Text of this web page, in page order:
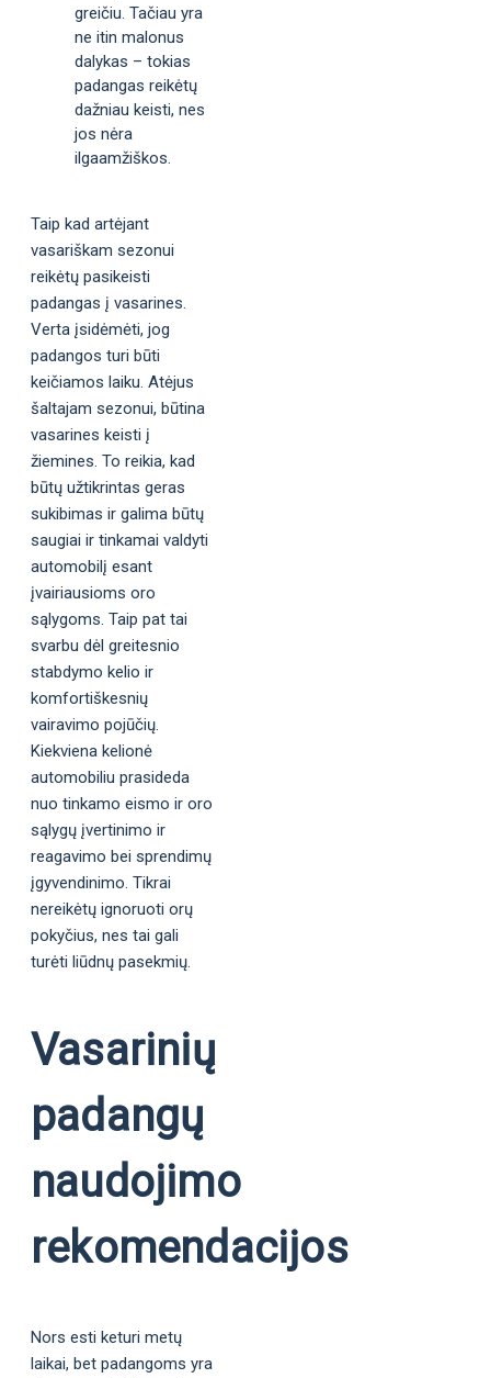
greičiu. Tačiau yra
ne itin malonus
dalykas – tokias
padangas reikėtų
dažniau keisti, nes
jos nėra
ilgaamžiškos.
Taip kad artėjant
vasariškam sezonui
reikėtų pasikeisti
padangas į vasarines.
Verta įsidėmėti, jog
padangos turi būti
keičiamos laiku. Atėjus
šaltajam sezonui, būtina
vasarines keisti į
žiemines. To reikia, kad
būtų užtikrintas geras
sukibimas ir galima būtų
saugiai ir tinkamai valdyti
automobilį esant
įvairiausioms oro
sąlygoms. Taip pat tai
svarbu dėl greitesnio
stabdymo kelio ir
komfortiškesnių
vairavimo pojūčių.
Kiekviena kelionė
automobiliu prasideda
nuo tinkamo eismo ir oro
sąlygų įvertinimo ir
reagavimo bei sprendimų
įgyvendinimo. Tikrai
nereikėtų ignoruoti orų
pokyčius, nes tai gali
turėti liūdnų pasekmių.
Vasarinių
padangų
naudojimo
rekomendacijos
Nors esti keturi metų
laikai, bet padangoms yra